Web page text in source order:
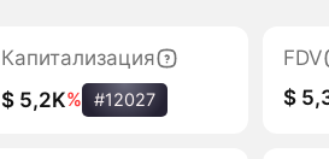
Капитализация
$ 5,2K% #12027
FDV
$